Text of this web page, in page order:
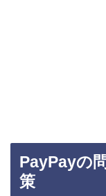
PayPayの
策